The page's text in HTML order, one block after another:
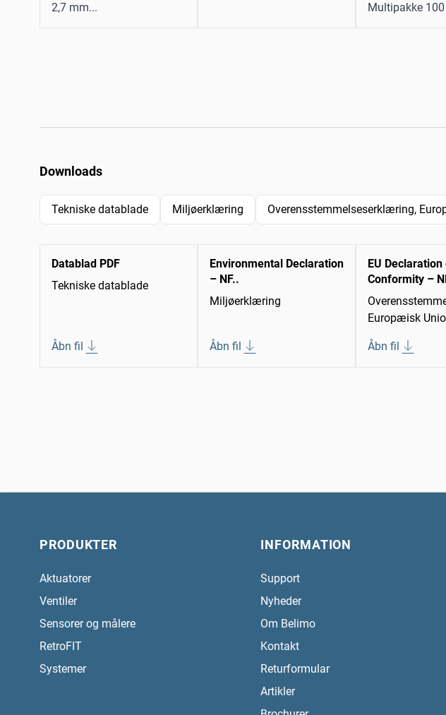
2,7 mm...
Multipakke
Downloads
Tekniske datablade Miljøerklæring Overensstemmelseserklæring,
Datablad PDF
Tekniske datablade
Åbn fil
Environmental Declaration
– NF..
Miljøerklæring
Åbn fil
EU Declaration
Conformity –
Europæisk
Åbn fil
PRODUKTER
Aktuatorer
Ventiler
Sensorer og målere
RetroFIT
Systemer
INFORMATION
Support
Nyheder
Om Belimo
Kontakt
Returformular
Artikler